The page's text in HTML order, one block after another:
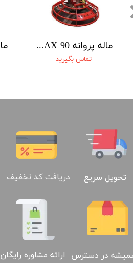
ماله پروانه 90 KORMAX
تماس بگیرید
تحویل سریع دریافت کد تخفیف
در دسترس ارائه مشاوره رایگان